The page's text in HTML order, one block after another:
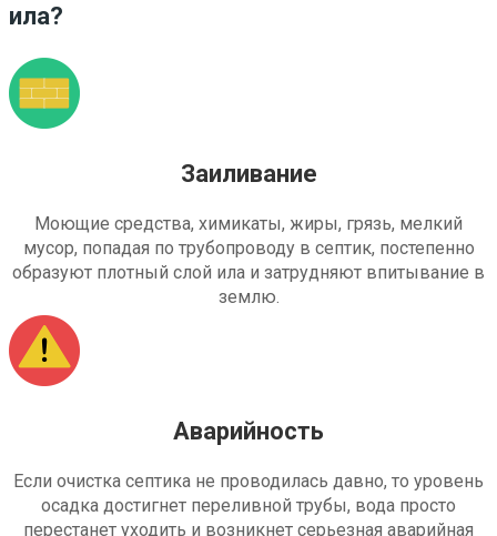
ила?
Заиливание
Моющие средства, химикаты, жиры, грязь, мелкий
мусор, попадая по трубопроводу в септик, постепенно
образуют плотный слой ила и затрудняют впитывание в
землю.
Аварийность
Если очистка септика не проводилась давно, то уровень
осадка достигнет переливной трубы, вода просто
перестанет уходить и возникнет серьезная аварийная